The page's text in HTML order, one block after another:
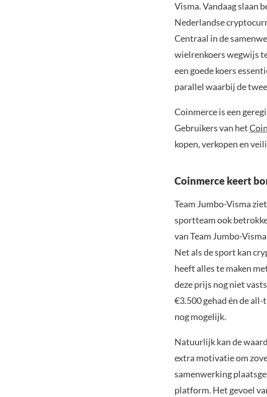
Visma. Vandaag slaan
Nederlandse
Centraal in de
wielrenkoers wegwijs
een goede koers
parallel waarbij de
Coinmerce is een
Gebruikers van het
kopen, verkopen en
Coinmerce keert
Team Jumbo-Visma
sportteam ook
van Team Jumbo-
Net als de sport kan
heeft alles te maken
deze prijs nog niet
€3.500 gehad én de
nog mogelijk.
Natuurlijk kan de
extra motivatie om
samenwerking
platform. Het gevoel